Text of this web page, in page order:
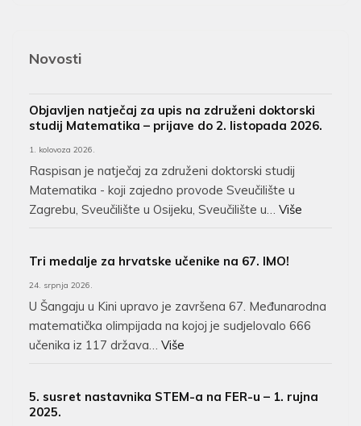
Novosti
Objavljen natječaj za upis na združeni doktorski
studij Matematika – prijave do 2. listopada 2026.
1. kolovoza 2026.
Raspisan je natječaj za združeni doktorski studij
Matematika - koji zajedno provode Sveučilište u
Zagrebu, Sveučilište u Osijeku, Sveučilište u… Više
Tri medalje za hrvatske učenike na 67. IMO!
24. srpnja 2026.
U Šangaju u Kini upravo je završena 67. Međunarodna
matematička olimpijada na kojoj je sudjelovalo 666
učenika iz 117 država… Više
5. susret nastavnika STEM-a na FER-u – 1. rujna
2025.